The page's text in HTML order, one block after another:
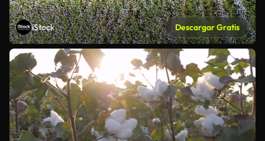
iStock Descargar Gratis